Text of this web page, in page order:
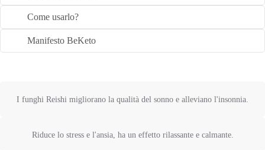
Come usarlo?
Manifesto BeKeto
I funghi Reishi migliorano la qualità del sonno e alleviano l'insonnia.
Riduce lo stress e l'ansia, ha un effetto rilassante e calmante.